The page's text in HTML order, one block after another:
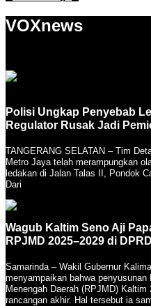
VOXnews
Polisi Ungkap Penyebab
Regulator Rusak Jadi
TANGERANG SELATAN – Tim
Metro Jaya telah merampungkan
ledakan di Jalan Talas II, Pondok
Dari
Wagub Kaltim Seno Aji
RPJMD 2025–2029 di DPRD
Samarinda – Wakil Gubernur
menyampaikan bahwa
Menengah Daerah (RPJMD)
rancangan akhir. Hal tersebut ia